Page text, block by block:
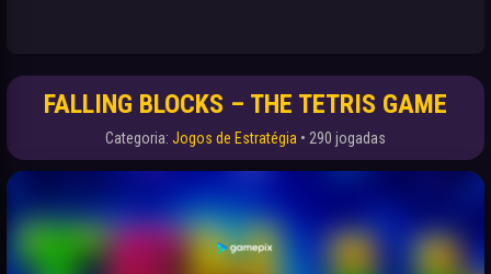
FALLING BLOCKS – THE TETRIS GAME
Categoria: Jogos de Estratégia • 290 jogadas